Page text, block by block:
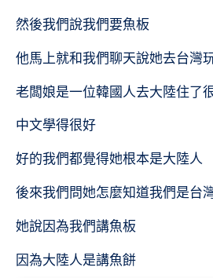
然後我們說我們要魚板
他馬上就和我們聊天說她去台灣
老闆娘是一位韓國人去大陸住了
中文學得很好
好的我們都覺得她根本是大陸人
後來我們問她怎麼知道我們是台
她說因為我們講魚板
因為大陸人是講魚餅